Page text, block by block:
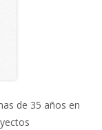
de 35 años en